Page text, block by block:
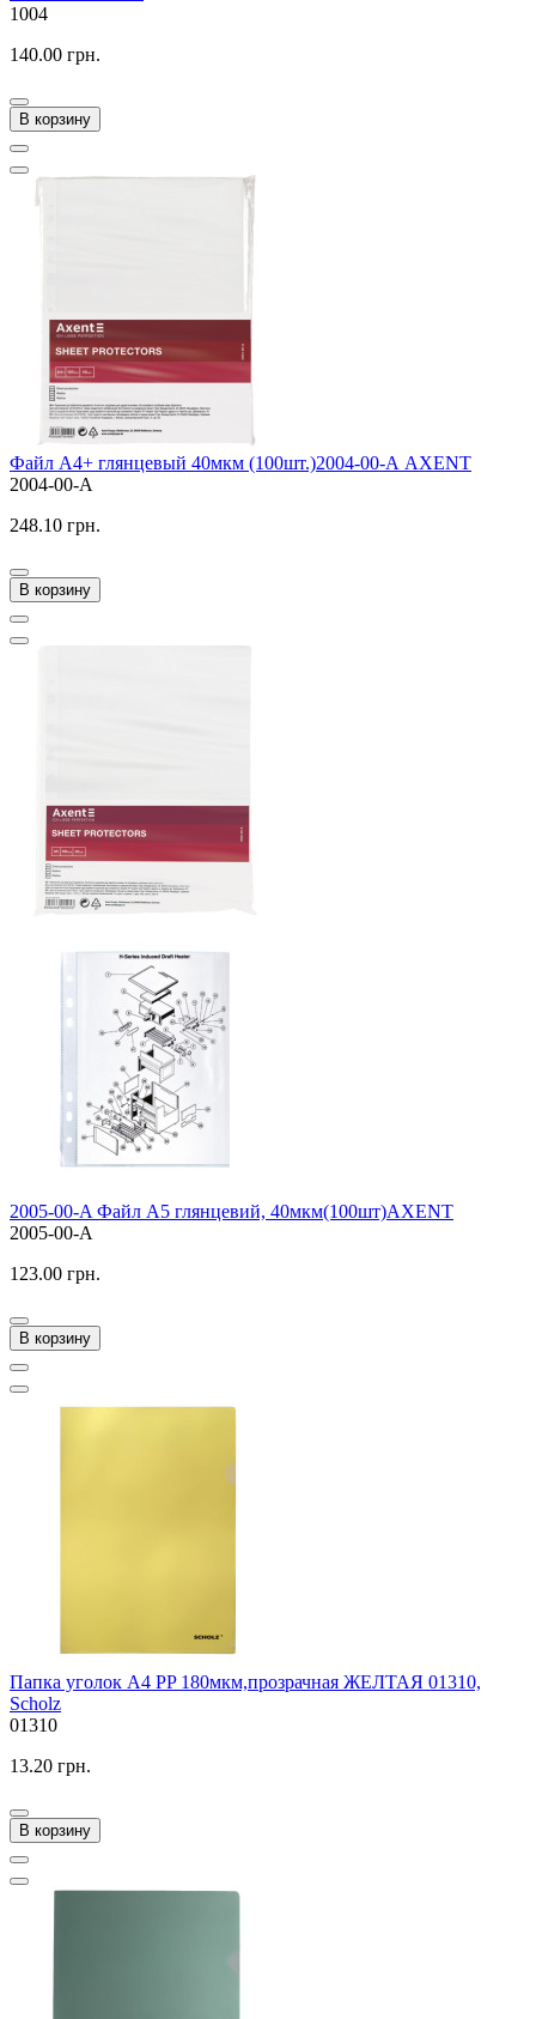
1004
140.00 грн.
В корзину
Файл А4+ глянцевый 40мкм (100шт.)2004-00-А AXENT
2004-00-A
248.10 грн.
В корзину
2005-00-A Файл А5 глянцевий, 40мкм(100шт)AXENT
2005-00-A
123.00 грн.
В корзину
Папка уголок A4 PP 180мкм,прозрачная ЖЕЛТАЯ 01310,
Scholz
01310
13.20 грн.
В корзину